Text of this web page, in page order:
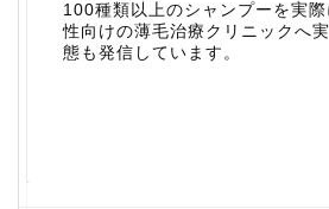
100種類以上のシャンプーを実
性向けの薄毛治療クリニックへ
態も発信しています。